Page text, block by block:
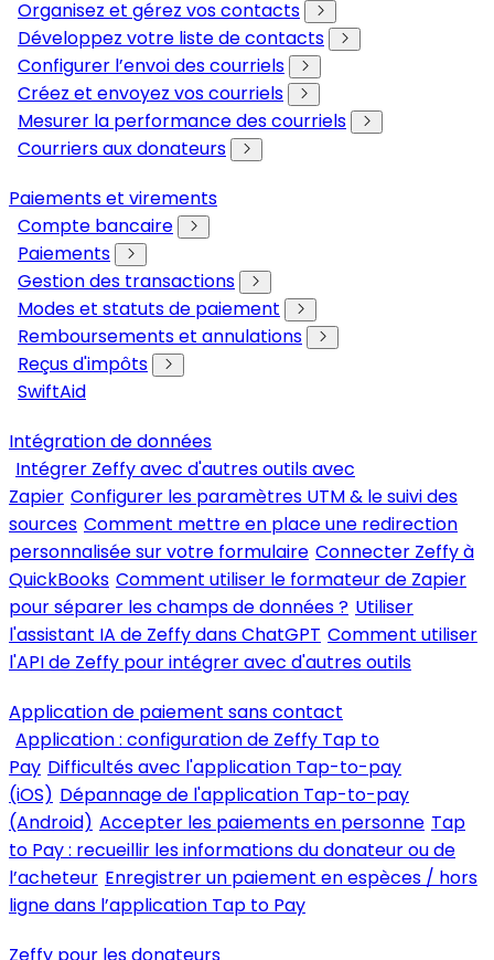
Organisez et gérez vos contacts
Développez votre liste de contacts
Configurer l’envoi des courriels
Créez et envoyez vos courriels
Mesurer la performance des courriels
Courriers aux donateurs
Paiements et virements
Compte bancaire
Paiements
Gestion des transactions
Modes et statuts de paiement
Remboursements et annulations
Reçus d'impôts
SwiftAid
Intégration de données
Intégrer Zeffy avec d'autres outils avec
Zapier Configurer les paramètres UTM & le suivi des
sources Comment mettre en place une redirection
personnalisée sur votre formulaire Connecter Zeffy à
QuickBooks Comment utiliser le formateur de Zapier
pour séparer les champs de données ? Utiliser
l'assistant IA de Zeffy dans ChatGPT Comment utiliser
l'API de Zeffy pour intégrer avec d'autres outils
Application de paiement sans contact
Application : configuration de Zeffy Tap to
Pay Difficultés avec l'application Tap-to-pay
(iOS) Dépannage de l'application Tap-to-pay
(Android) Accepter les paiements en personne Tap
to Pay : recueillir les informations du donateur ou de
l’acheteur Enregistrer un paiement en espèces / hors
ligne dans l’application Tap to Pay